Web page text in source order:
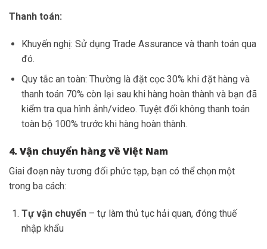
Thanh toán:
Khuyến nghị: Sử dụng Trade Assurance và thanh toán qua
đó.
Quy tắc an toàn: Thường là đặt cọc 30% khi đặt hàng và
thanh toán 70% còn lại sau khi hàng hoàn thành và bạn đã
kiểm tra qua hình ảnh/video. Tuyệt đối không thanh toán
toàn bộ 100% trước khi hàng hoàn thành.
4. Vận chuyển hàng về Việt Nam
Giai đoạn này tương đối phức tạp, bạn có thể chọn một
trong ba cách:
Tự vận chuyển– tự làm thủ tục hải quan, đóng thuế
nhập khẩu